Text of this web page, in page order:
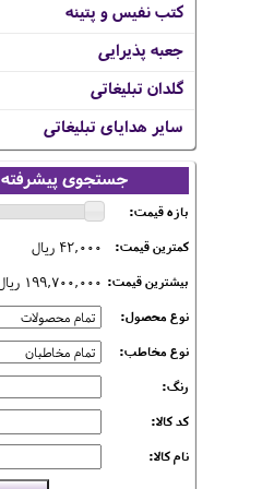
کتب نفیس و پتینه
جعبه پذیرایی
گلدان تبلیغاتی
سایر هدایای تبلیغاتی
جستجوی پیشرفته
بازه قیمت:
کمترین قیمت:
42,000 ریال
بیشترین قیمت: 199,700,000 ریال
نوع محصول:
نوع مخاطب:
رنگ:
کد کالا:
نام کالا: